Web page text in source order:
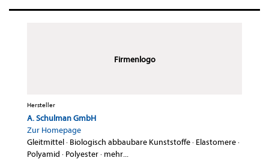
Firmenlogo
Hersteller
A. Schulman GmbH
Zur Homepage
Gleitmittel· Biologisch abbaubare Kunststoffe· Elastomere·
Polyamid · Polyester· mehr...